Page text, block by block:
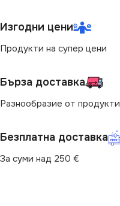
Изгодни цени
Продукти на супер цени
Бърза доставка
Разнообразие от продукти
Безплатна доставка
За суми над 250 €